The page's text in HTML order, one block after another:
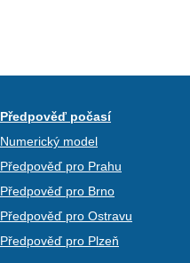
Předpověď počasí
Numerický model
Předpověď pro Prahu
Předpověď pro Brno
Předpověď pro Ostravu
Předpověď pro Plzeň